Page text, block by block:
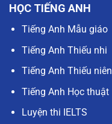
HỌC TIẾNG ANH
Tiếng Anh Mẫu giáo
Tiếng Anh Thiếu nhi
Tiếng Anh Thiếu niên
Tiếng Anh Học thuật
Luyện thi IELTS